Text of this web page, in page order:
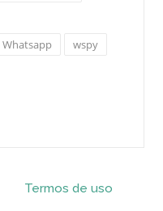
Whatsapp
wspy
Termos de uso